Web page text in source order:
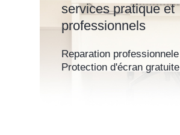
services pratique et
professionnels
Reparation professionnele
Protection d'écran gratuite